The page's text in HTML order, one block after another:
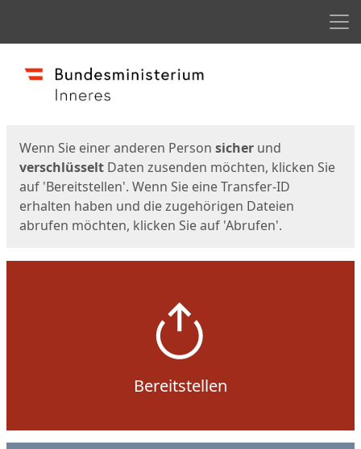
Start
Wenn Sie einer anderen Person sicher und
verschlüsselt Daten zusenden möchten, klicken Sie
auf 'Bereitstellen'. Wenn Sie eine Transfer-ID
erhalten haben und die zugehörigen Dateien
abrufen möchten, klicken Sie auf 'Abrufen'.
Bereitstellen